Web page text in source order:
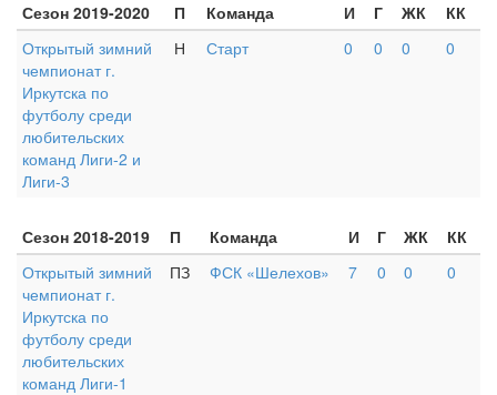
Сезон 2019-2020 П Команда И Г ЖК
КК
Открытый зимний
чемпионат г.
Иркутска по
футболу среди
любительских
команд Лиги-2 и
Лиги-3
Н Старт 0 0 0 0
Сезон 2018-2019 П Команда И Г ЖК
КК
Открытый зимний
чемпионат г.
Иркутска по
футболу среди
любительских
команд Лиги-1
ПЗ ФСК «Шелехов» 7 0 0 0